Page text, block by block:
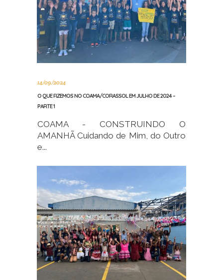
14/09/2024
O QUE FIZEMOS NO COAMA/CORASSOL EM JULHO DE 2024 –
PARTE 1
COAMA - CONSTRUINDO O
AMANHÃ Cuidando de Mim, do Outro
e...